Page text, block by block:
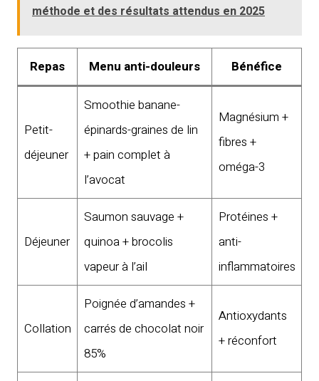
méthode et des résultats attendus en 2025
Repas Menu anti-douleurs Bénéfice
Petit-
déjeuner
Smoothie banane-
épinards-graines de lin
+ pain complet à
l’avocat
Magnésium +
fibres +
oméga-3
Déjeuner
Saumon sauvage +
quinoa + brocolis
vapeur à l’ail
Protéines +
anti-
inflammatoires
Collation
Poignée d’amandes +
carrés de chocolat noir
85%
Antioxydants
+ réconfort